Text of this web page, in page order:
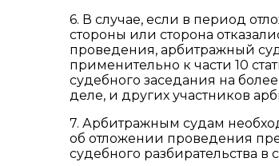
6. В случае, если в период
стороны или сторона
проведения, арбитражный
применительно к части 10
судебного заседания на
деле, и других участников
7. Арбитражным судам
об отложении проведения
судебного разбирательства